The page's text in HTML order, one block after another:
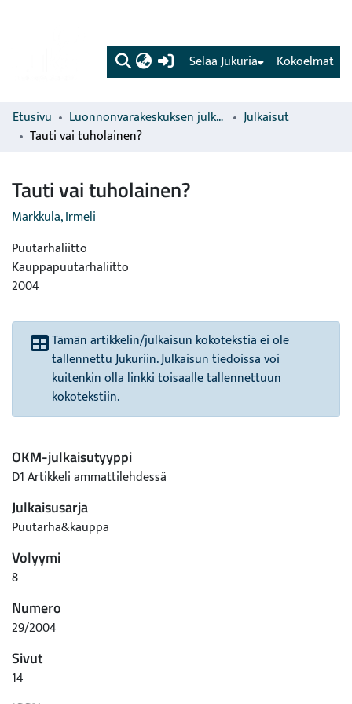
(current) Kokoelmat
Selaa Jukuria
Etusivu Luonnonvarakeskuksen julkaisut
Julkaisut
Tauti vai tuholainen?
Tauti vai tuholainen?
Markkula, Irmeli
Puutarhaliitto
Kauppapuutarhaliitto
2004
Tämän artikkelin/julkaisun kokotekstiä ei ole
tallennettu Jukuriin. Julkaisun tiedoissa voi
kuitenkin olla linkki toisaalle tallennettuun
kokotekstiin.
OKM-julkaisutyyppi
D1 Artikkeli ammattilehdessä
Julkaisusarja
Puutarha&kauppa
Volyymi
8
Numero
29/2004
Sivut
14